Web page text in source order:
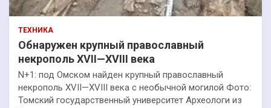
ТЕХНИКА
Обнаружен крупный православный
некрополь XVII—XVIII века
N+1: под Омском найден крупный православный
некрополь XVII—XVIII века с необычной могилой Фото:
Томский государственный университет Археологи из